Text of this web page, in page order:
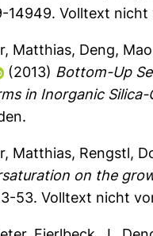
14949. Volltext nicht
Matthias, Deng, Mao
(2013) Bottom-Up
in Inorganic
Matthias, Rengstl,
on the
53. Volltext nicht